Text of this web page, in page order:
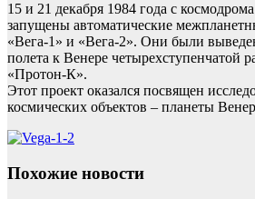
15 и 21 декабря 1984 года с
запущены автоматические
«Вега-1» и «Вега-2». Они были
полета к Венере четырехступенчатой
«Протон-К».
Этот проект оказался посвящен
космических объектов – планеты
Похожие новости